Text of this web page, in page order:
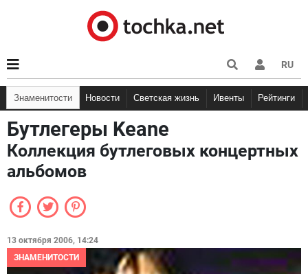
RU
Знаменитости Новости Светская жизнь Ивенты Рейтинги
Бутлегеры Keane
Коллекция бутлеговых концертных
альбомов
13 октября 2006, 14:24
ЗНАМЕНИТОСТИ